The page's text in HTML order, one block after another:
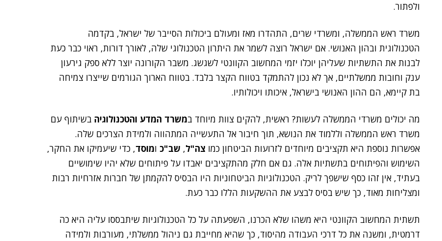
ולפתור.
משרד ראש הממשלה, ומשרדי שרים, התהדרו מאז ומעולם ביכולות הסייבר של ישראל, בקדמה
הטכנולוגית ובהון האנושי. אם ישראל רוצה לשמר את היתרון הטכנולוגי שלה, לאורך דורות, ראוי כבר כעת
לבנות את התשתיות שעליהן יוכלו יזמי המחשוב הקוונטי לשגשג. משבר הקורונה יוצר ללא ספק גירעון
ענק וחובות ממשלתיים, אך לא נכון להתמקד בטווח הקצר בלבד. בטווח הארוך הגורמים שייצרו צמיחה
בת קיימא, הם ההון האנושי בישראל, איכותו ויכולותיו.
מה יכולים משרדי הממשלה לעשות? ראשית, להקים צוות מיוחד במשרד המדע והטכנולוגיה בשיתוף עם
משרד ראש הממשלה וללמוד את הנושא, תוך חיבור אל התעשייה המתהווה ולמידת הצרכים שלה.
אפשרות נוספת היא תקציבים מיוחדים לזרועות הביטחון כמו צה"ל, שב"כ ומוסד, כדי שיעמיקו את החקר,
השימוש והפיתוחים בתשתיות אלה. גם אם חלק מהתקציבים יאבדו על פיתוחים שלא יהיו שימושיים
בעתיד, אין זהו כסף שישפך לריק. הטכנולוגיות הביטחוניות היו הבסיס להקמתן של חברות אזרחיות רבות
ומצליחות מאוד, כך שיש בסיס לבצע את ההשקעות הללו כבר כעת.
תשתית המחשוב הקוונטי היא משהו שלא הכרנו, השפעתה על כל הטכנולוגיות שיתבססו עליה היא כה
דרמטית, ומשנה את כל דרכי העבודה מהיסוד, כך שהיא מחייבת גם ניהול ממשלתי, מעורבות ולמידה